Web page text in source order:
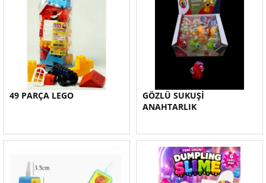
49 PARÇA LEGO
GÖZLÜ SUKUŞİ
ANAHTARLIK